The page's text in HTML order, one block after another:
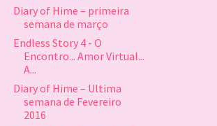
Diary of Hime – primeira
semana de março
Endless Story 4 - O
Encontro... Amor Virtual...
A...
Diary of Hime – Ultima
semana de Fevereiro
2016